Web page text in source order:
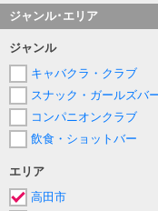
ジャンル･エリア
ジャンル
キャバクラ・クラブ
スナック・ガールズバ
コンパニオンクラブ
飲食・ショットバー
エリア
高田市